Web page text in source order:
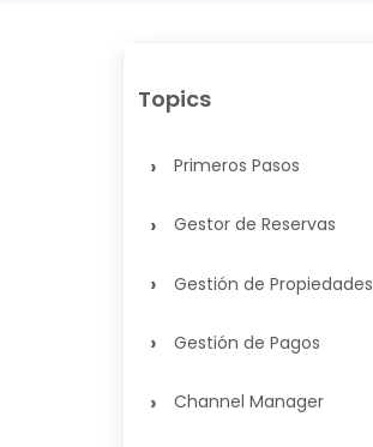
Topics
› Primeros Pasos
› Gestor de Reservas
› Gestión de Propiedades
› Gestión de Pagos
› Channel Manager